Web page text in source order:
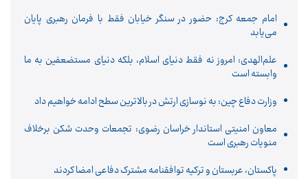
امام جمعه کرج: حضور در سنگر خیابان فقط با فرمان رهبری پایان
می‌یابد
علم‌الهدی: امروز نه فقط دنیای اسلام، بلکه دنیای مستضعفین به ما
وابسته است
وزارت دفاع چین: به نوسازی ارتش در بالاترین سطح ادامه خواهیم داد
معاون امنیتی استاندار خراسان رضوی: تجمعات وحدت شکن برخلاف
منویات رهبری است
پاکستان، عربستان و ترکیه توافقنامه مشترک دفاعی امضا کردند